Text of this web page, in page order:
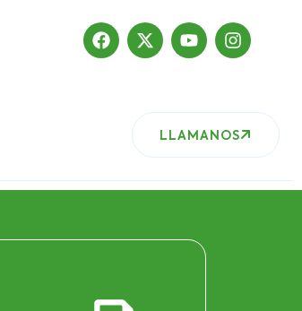
sitio ha migrado
LLAMANOS